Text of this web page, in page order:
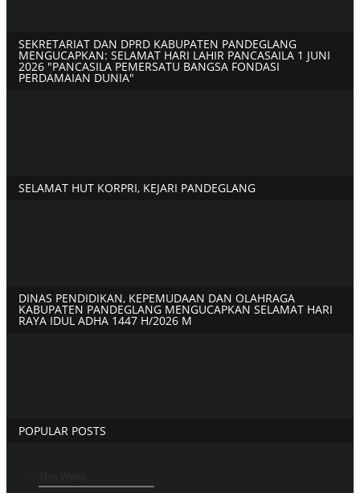
SEKRETARIAT DAN DPRD KABUPATEN PANDEGLANG
MENGUCAPKAN: SELAMAT HARI LAHIR PANCASAILA 1 JUNI
2026 "PANCASILA PEMERSATU BANGSA FONDASI
PERDAMAIAN DUNIA"
SELAMAT HUT KORPRI, KEJARI PANDEGLANG
DINAS PENDIDIKAN, KEPEMUDAAN DAN OLAHRAGA
KABUPATEN PANDEGLANG MENGUCAPKAN SELAMAT HARI
RAYA IDUL ADHA 1447 H/2026 M
POPULAR POSTS